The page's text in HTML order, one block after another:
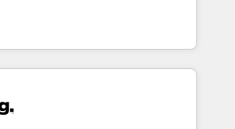
process. Sales, marketing, and
➤ AI and Integrations: Layer
adoption coaching. Buying
to it, or reviving a stale portal?
ンシーとして、HubSpot Eliteの実装
再設計します。 💡 100inc は何
を共通基盤に、AIエージェン
客フロント業務（マーケティング・営
シーです。事業部・グループ会社・部